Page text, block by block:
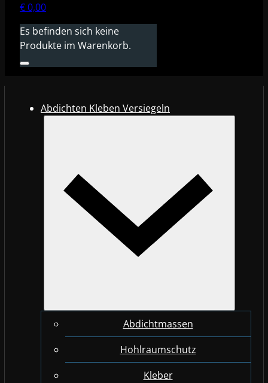
€0,00
Es befinden sich keine
Produkte im Warenkorb.
Abdichten Kleben Versiegeln
Abdichtmassen
Hohlraumschutz
Kleber